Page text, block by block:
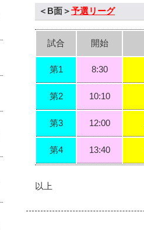
＜B面＞予選リーグ
試合 開始
第1 8:30
第2 10:10
第3 12:00
第4 13:40
以上